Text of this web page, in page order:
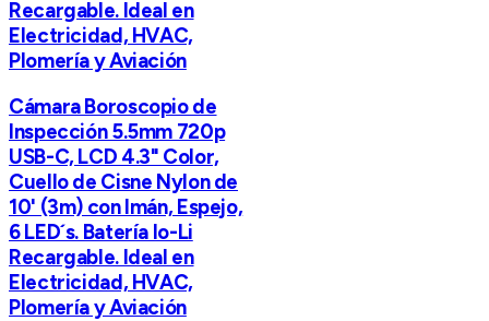
Recargable. Ideal en
Electricidad, HVAC,
Plomería y Aviación
Cámara Boroscopio de
Inspección 5.5mm 720p
USB-C, LCD 4.3" Color,
Cuello de Cisne Nylon de
10' (3m) con Imán, Espejo,
6 LED´s. Batería Io-Li
Recargable. Ideal en
Electricidad, HVAC,
Plomería y Aviación